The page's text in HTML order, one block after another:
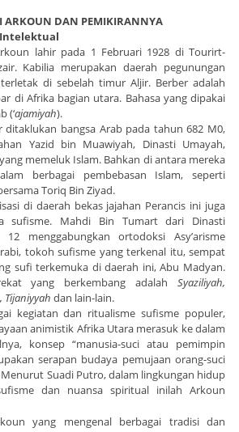
ARKOUN DAN PEMIKIRANNYA
Intelektual
lahir pada 1 Februari 1928 di Tourirt-
Kabilia merupakan daerah pegunungan
di sebelah timur Aljir. Berber adalah
di Afrika bagian utara. Bahasa yang dipakai
(‘ajamiyah).
ditaklukan bangsa Arab pada tahun 682 M0,
Yazid bin Muawiyah, Dinasti Umayah,
memeluk Islam. Bahkan di antara mereka
berbagai pembebasan Islam, seperti
Toriq Bin Ziyad.
di daerah bekas jajahan Perancis ini juga
sufisme. Mahdi Bin Tumart dari Dinasti
menggabungkan ortodoksi Asy’arisme
tokoh sufisme yang terkenal itu, sempat
sufi terkemuka di daerah ini, Abu Madyan.
yang berkembang adalah Syaziliyah,
Tijaniyyah dan lain-lain.
kegiatan dan ritualisme sufisme populer,
animistik Afrika Utara merasuk ke dalam
konsep “manusia-suci atau pemimpin
serapan budaya pemujaan orang-suci
Suadi Putro, dalam lingkungan hidup
dan nuansa spiritual inilah Arkoun
yang mengenal berbagai tradisi dan